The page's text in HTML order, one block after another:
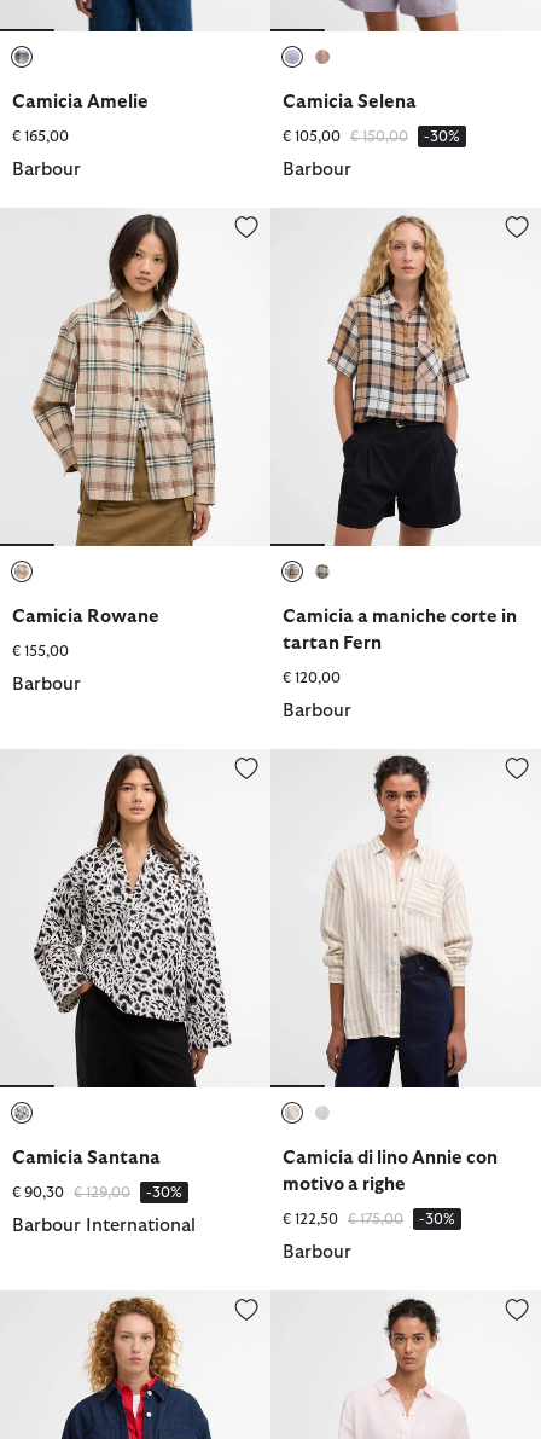
Camicia Amelie
€ 165,00
Barbour
Camicia Selena
€ 105,00 Prezzo ridotto da
€ 150,00a -30%
Barbour
Camicia Rowane
Camicia Rowane
€ 155,00
Barbour
Camicia a maniche corte in
Camicia a maniche corte in
tartan Fern
€ 120,00
Barbour
Camicia Santana
Camicia Santana
€ 90,30 Prezzo ridotto da
€ 129,00a -30%
Barbour International
Camicia di lino Annie con
Camicia di lino Annie con
motivo a righe
€ 122,50 Prezzo ridotto da
€ 175,00a -30%
Barbour
Camicia in denim Maia Camicia a maniche lunghe